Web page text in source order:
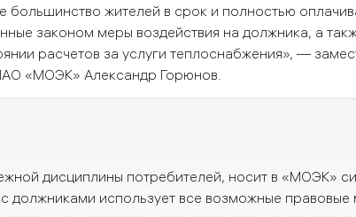
большинство жителей в срок и полностью
законом меры воздействия на должника, а
расчетов за услуги теплоснабжения», —
«МОЭК» Александр Горюнов.
дисциплины потребителей, носит в «МОЭК»
должниками использует все возможные